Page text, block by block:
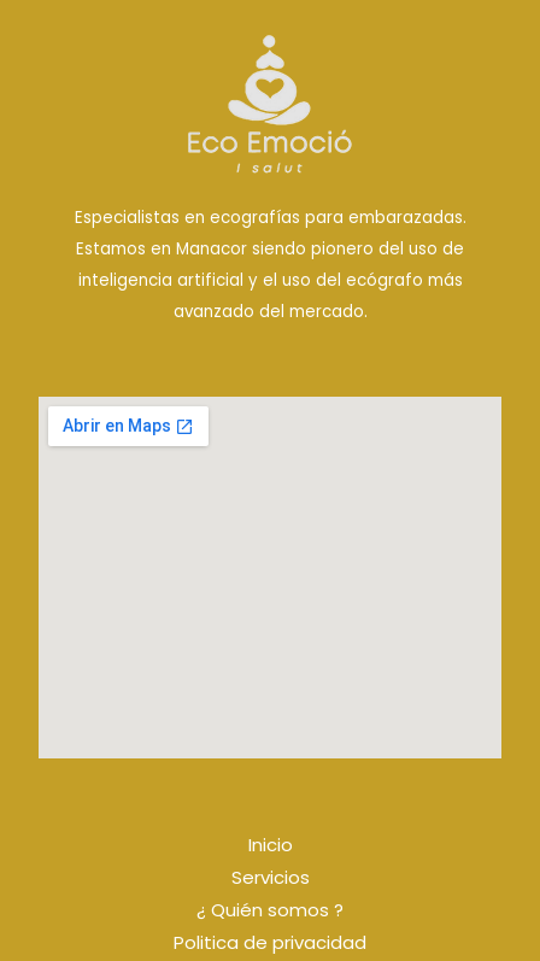
Especialistas en ecografías para embarazadas.
Estamos en Manacor siendo pionero del uso de
inteligencia artificial y el uso del ecógrafo más
avanzado del mercado.
Inicio
Servicios
¿ Quién somos ?
Politica de privacidad